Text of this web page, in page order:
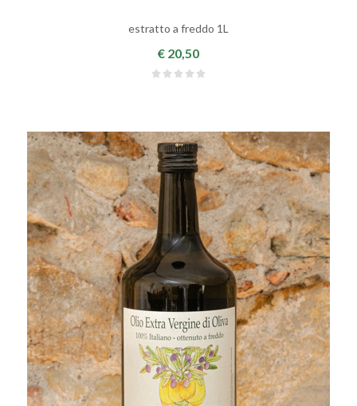
estratto a freddo 1L
€ 20,50